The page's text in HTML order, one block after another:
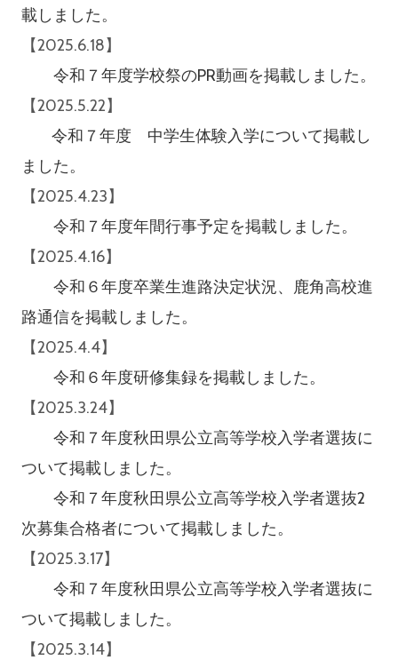
載しました。
【2025.6.18】
令和７年度学校祭のPR動画を掲載しました。
【2025.5.22】
令和７年度 中学生体験入学について掲載し
ました。
【2025.4.23】
令和７年度年間行事予定を掲載しました。
【2025.4.16】
令和６年度卒業生進路決定状況、鹿角高校進
路通信を掲載しました。
【2025.4.4】
令和６年度研修集録を掲載しました。
【2025.3.24】
令和７年度秋田県公立高等学校入学者選抜に
ついて掲載しました。
令和７年度秋田県公立高等学校入学者選抜2
次募集合格者について掲載しました。
【2025.3.17】
令和７年度秋田県公立高等学校入学者選抜に
ついて掲載しました。
【2025.3.14】